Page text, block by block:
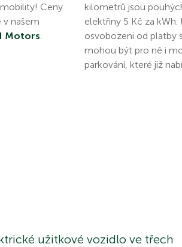
Ceny
v našem
Motors
kilometrů jsou
elektřiny 5 Kč za
osvobozeni od platby
mohou být pro ně i
parkování, které již
užitkové vozidlo ve třech